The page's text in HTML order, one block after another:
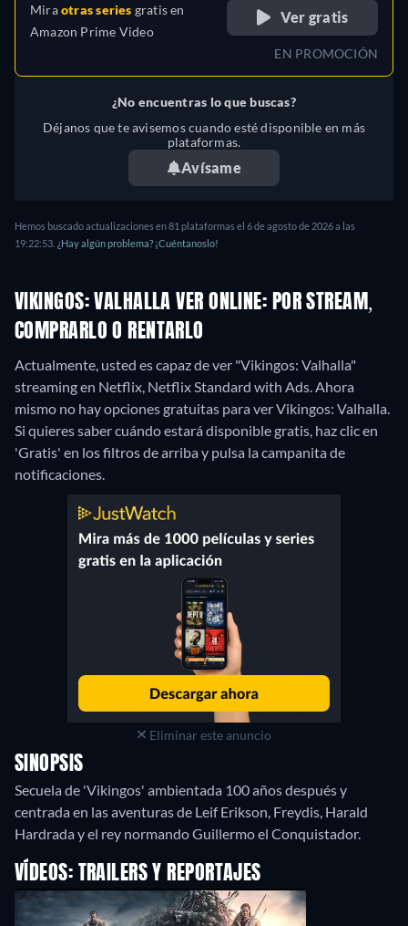
Miraotras series gratis en
Amazon Prime Video
Ver gratis
EN PROMOCIÓN
¿No encuentras lo que buscas?
Déjanos que te avisemos cuando esté disponible en más
plataformas.
Avísame
Hemos buscado actualizaciones en 81 plataformas el 6 de agosto de 2026 a las
19:22:53. ¿Hay algún problema? ¡Cuéntanoslo!
VIKINGOS: VALHALLA VER ONLINE: POR STREAM,
COMPRARLO O RENTARLO
Actualmente, usted es capaz de ver "Vikingos: Valhalla"
streaming en Netflix, Netflix Standard with Ads. Ahora
mismo no hay opciones gratuitas para ver Vikingos: Valhalla.
Si quieres saber cuándo estará disponible gratis, haz clic en
'Gratis' en los filtros de arriba y pulsa la campanita de
notificaciones.
Eliminar este anuncio
SINOPSIS
Secuela de 'Vikingos' ambientada 100 años después y
centrada en las aventuras de Leif Erikson, Freydis, Harald
Hardrada y el rey normando Guillermo el Conquistador.
VÍDEOS: TRAILERS Y REPORTAJES